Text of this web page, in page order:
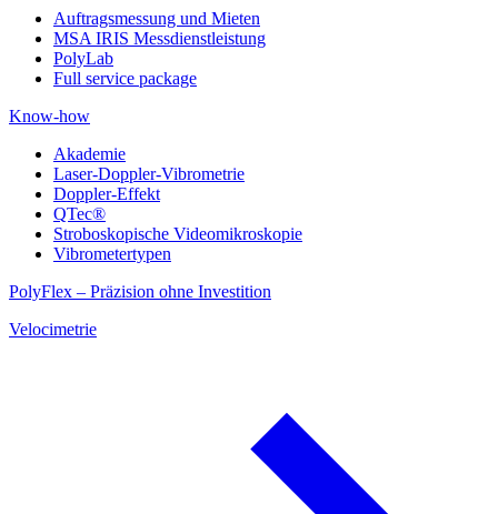
Auftragsmessung und Mieten
MSA IRIS Messdienstleistung
PolyLab
Full service package
Know-how
Akademie
Laser-Doppler-Vibrometrie
Doppler-Effekt
QTec®
Stroboskopische Videomikroskopie
Vibrometertypen
PolyFlex – Präzision ohne Investition
Velocimetrie